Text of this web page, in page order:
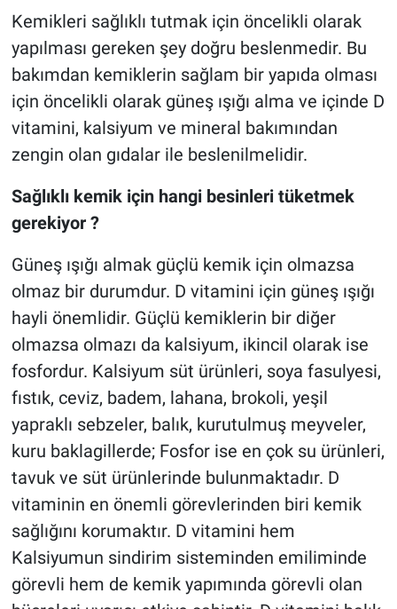
Kemikleri sağlıklı tutmak için öncelikli olarak
yapılması gereken şey doğru beslenmedir. Bu
bakımdan kemiklerin sağlam bir yapıda olması
için öncelikli olarak güneş ışığı alma ve içinde D
vitamini, kalsiyum ve mineral bakımından
zengin olan gıdalar ile beslenilmelidir.
Sağlıklı kemik için hangi besinleri tüketmek
gerekiyor ?
Güneş ışığı almak güçlü kemik için olmazsa
olmaz bir durumdur. D vitamini için güneş ışığı
hayli önemlidir. Güçlü kemiklerin bir diğer
olmazsa olmazı da kalsiyum, ikincil olarak ise
fosfordur. Kalsiyum süt ürünleri, soya fasulyesi,
fıstık, ceviz, badem, lahana, brokoli, yeşil
yapraklı sebzeler, balık, kurutulmuş meyveler,
kuru baklagillerde; Fosfor ise en çok su ürünleri,
tavuk ve süt ürünlerinde bulunmaktadır. D
vitaminin en önemli görevlerinden biri kemik
sağlığını korumaktır. D vitamini hem
Kalsiyumun sindirim sisteminden emiliminde
görevli hem de kemik yapımında görevli olan